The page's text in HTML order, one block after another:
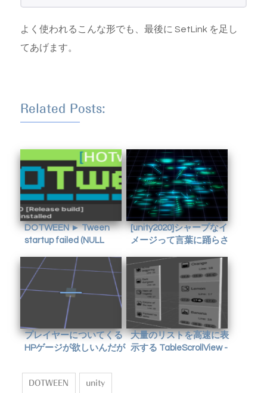
よく使われるこんな形でも、最後に SetLink を足し
てあげます。
Related Posts:
DOTWEEN ► Tween
startup failed (NULL
tween will now be killed
[unity2020]シャープなイ
メージって言葉に踊らさ
っぽい爆発を作ってみた
い
プレイヤーについてくる
HPゲージが欲しいんだが
大量のリストを高速に表
示する TableScrollView -
DOTWEEN unity